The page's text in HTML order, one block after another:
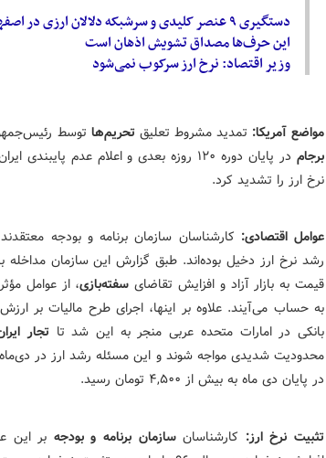
دستگیری ۹ عنصر کلیدی و سرشبکهدلالان ارزی در
این حرف‌ها مصداق تشویش اذهان است
وزیر اقتصاد: نرخ ارز سرکوب نمی‌شود
مواضع آمریکا: تمدید مشروط تعلیق تحریم‌ها توسط
برجام
در پایان دوره ۱۲۰ روزه بعدی و اعلام عدم
نرخ ارز را تشدید کرد.
عوامل اقتصادی: کارشناسان سازمان برنامه و بودجه
رشد نرخ ارز دخیل بوده‌اند. طبق گزارش این سازمان مداخله
قیمت به بازار آزاد و افزایش تقاضایسفته‌بازی، از عوامل
بانکی در امارات متحده عربی منجر به این شد تا تجار
محدودیت شدیدی مواجه شوند و این مسئله رشد ارز در دی‌ماه
در پایان دی ماه به بیش از ۴,۵۰۰ تومان رسید.
تثبیت نرخ ارز: کارشناسانسازمان برنامه و بودجه بر این